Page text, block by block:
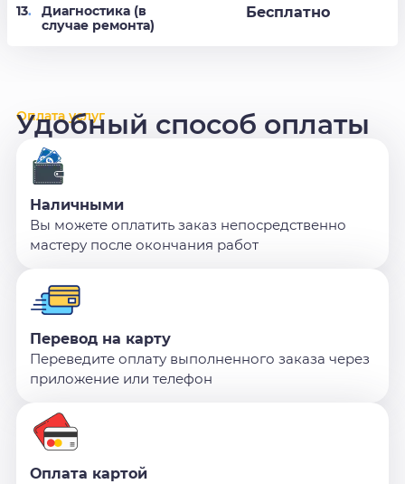
13.
Диагностика (в
случае ремонта)
Бесплатно
Оплата услуг
Удобный способ оплаты
Наличными
Вы можете оплатить заказ непосредственно
мастеру после окончания работ
Перевод на карту
Переведите оплату выполненного заказа через
приложение или телефон
Оплата картой